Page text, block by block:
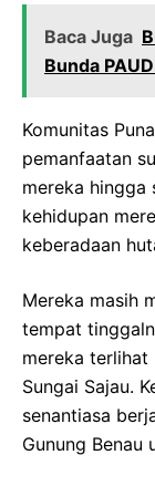
Baca Juga
Bunda
Komunitas
pemanfaatan
mereka hingga
kehidupan
keberadaan
Mereka masih
tempat
mereka
Sungai Sajau.
senantiasa
Gunung Benau